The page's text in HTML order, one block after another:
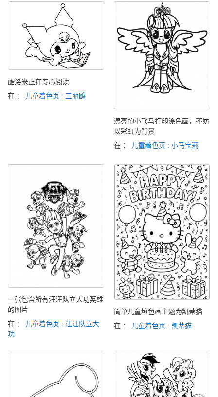
酷洛米正在专心阅读
在 ：
儿童着色页 : 三丽鸥
漂亮的小飞马打印涂色画，不妨
以彩虹为背景
在 ：
儿童着色页 : 小马宝莉
一张包含所有汪汪队立大功英雄
的图片
在 ：
儿童着色页 : 汪汪队立大
功
简单儿童填色画主题为凯蒂猫
在 ：
儿童着色页 : 凯蒂猫